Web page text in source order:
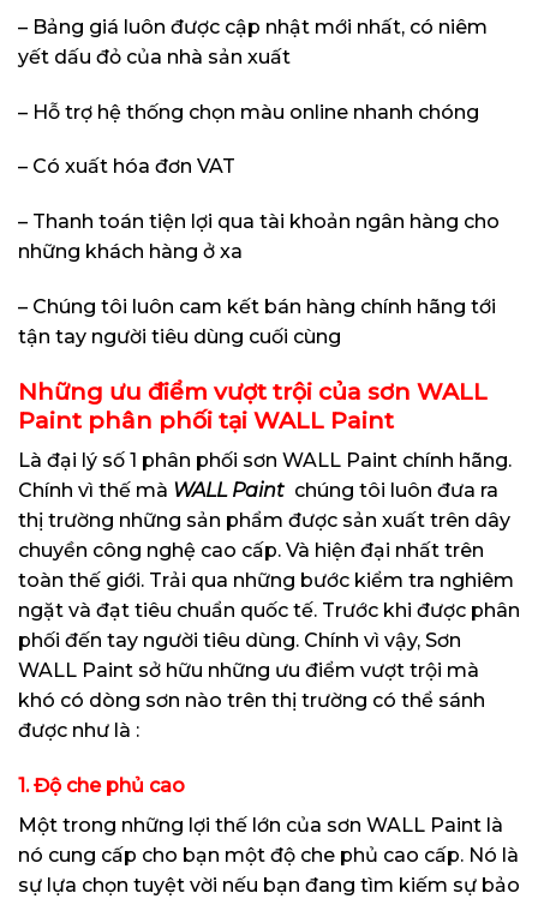
– Bảng giá luôn được cập nhật mới nhất, có niêm
yết dấu đỏ của nhà sản xuất
– Hỗ trợ hệ thống chọn màu online nhanh chóng
– Có xuất hóa đơn VAT
– Thanh toán tiện lợi qua tài khoản ngân hàng cho
những khách hàng ở xa
– Chúng tôi luôn cam kết bán hàng chính hãng tới
tận tay người tiêu dùng cuối cùng
Những ưu điểm vượt trội của sơn WALL
Paint phân phối tại WALL Paint
Là đại lý số 1 phân phối sơn WALL Paint chính hãng.
Chính vì thế mà WALL Paint chúng tôi luôn đưa ra
thị trường những sản phẩm được sản xuất trên dây
chuyền công nghệ cao cấp. Và hiện đại nhất trên
toàn thế giới. Trải qua những bước kiểm tra nghiêm
ngặt và đạt tiêu chuẩn quốc tế. Trước khi được phân
phối đến tay người tiêu dùng. Chính vì vậy, Sơn
WALL Paint sở hữu những ưu điểm vượt trội mà
khó có dòng sơn nào trên thị trường có thể sánh
được như là :
1. Độ che phủ cao
Một trong những lợi thế lớn của sơn WALL Paint là
nó cung cấp cho bạn một độ che phủ cao cấp. Nó là
sự lựa chọn tuyệt vời nếu bạn đang tìm kiếm sự bảo